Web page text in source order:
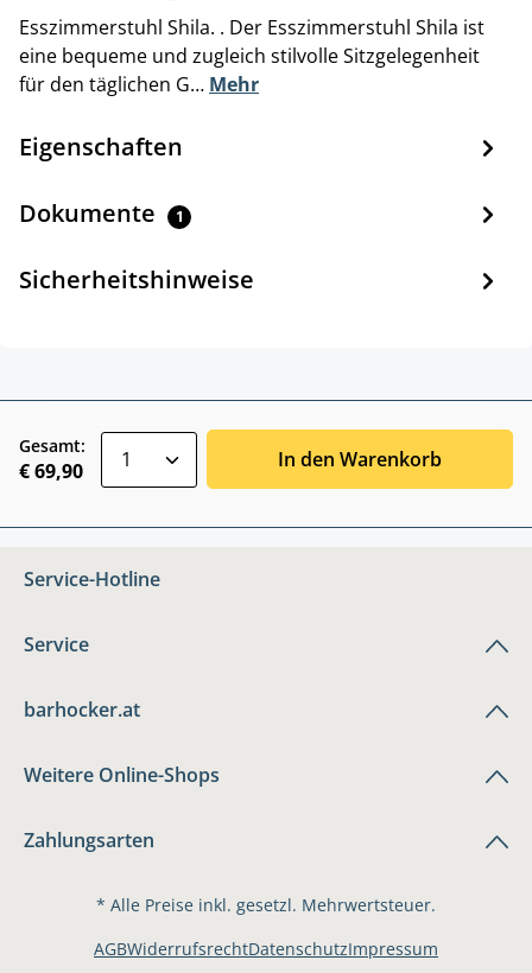
Esszimmerstuhl Shila. . Der Esszimmerstuhl Shila ist
eine bequeme und zugleich stilvolle Sitzgelegenheit
für den täglichen G… Mehr
Eigenschaften
Dokumente 1
Sicherheitshinweise
Gesamt:
€ 69,90 In den Warenkorb
Service-Hotline
Service
barhocker.at
Weitere Online-Shops
Zahlungsarten
* Alle Preise inkl. gesetzl. Mehrwertsteuer.
AGBWiderrufsrechtDatenschutzImpressum